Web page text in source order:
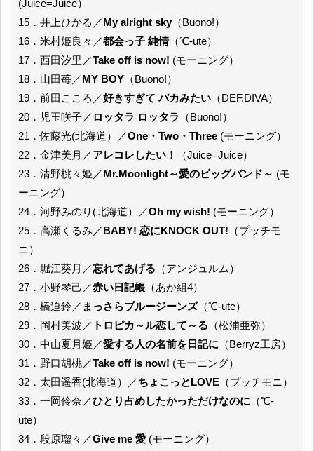
(Juice=Juice）
15．井上ひかる／My alright sky （Buono!）
16．米村姫良々／都会っ子 純情 （℃-ute）
17．西田汐里／Take off is now! (モーニング）
18．山田苺／MY BOY （Buono!）
19．前田こころ／好きすぎて バカみたい （DEF.DIVA）
20．児玉咲子／ ロッタラ ロッタラ （Buono!）
21．佐藤光(北海道）／One・Two・Three (モーニング）
22．金津美月／アレコレしたい！
（Juice=Juice）
23．清野桃々姫／Mr.Moonlight～愛のビッグバンド～ (モ
ーニング）
24．河野みのり(北海道）／Oh my wish! (モーニング）
25．高瀬くるみ／BABY! 恋にKNOCK OUT! （プッチモ
ニ）
26．堀江葵月／忘れてあげる （アンジュルム）
27．小野琴己／赤い日記帳 （あか組4）
28．橋迫鈴／ まっさらブルージーンズ（℃-ute）
29．岡村美波／ トロピカ～ル恋して～る （松浦亜弥）
30．中山夏月姫／愛する人の名前を日記に （Berryz工房）
31．野口胡桃／Take off is now! (モーニング）
32．太田遥香(北海道）／ちょこっとLOVE （プッチモニ）
33．一岡伶奈／ひとり占めしたかっただけなのに （℃-
ute）
34．段原瑠々／Give me 愛 (モーニング）